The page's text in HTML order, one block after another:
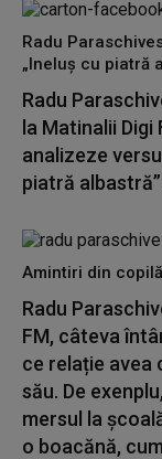
Radu
„Ineluș cu piatră
Radu
la Matinalii
analizeze
piatră
Amintiri din
Radu
FM, câteva
ce relație avea
său. De
mersul la
o boacănă,